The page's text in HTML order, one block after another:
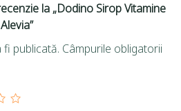
la „Dodino Sirop Vitamine
fi publicată. Câmpurile obligatorii